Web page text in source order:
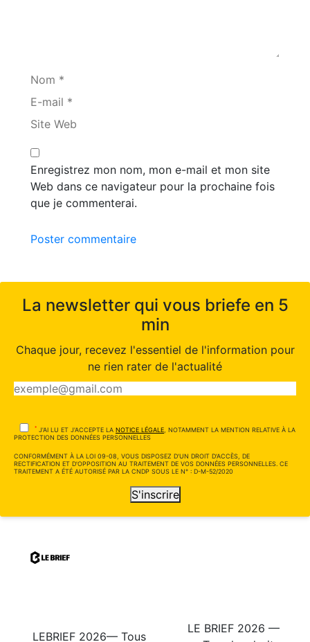
Nom *
E-mail *
Site Web
Enregistrez mon nom, mon e-mail et mon site
Web dans ce navigateur pour la prochaine fois
que je commenterai.
Poster commentaire
La newsletter qui vous briefe en 5
min
Chaque jour, recevez l'essentiel de l'information pour
ne rien rater de l'actualité
* J'AI LU ET J'ACCEPTE LA NOTICE LÉGALE , NOTAMMENT LA MENTION RELATIVE À LA
PROTECTION DES DONNÉES PERSONNELLES
CONFORMÉMENT À LA LOI 09-08, VOUS DISPOSEZ D'UN DROIT D'ACCÈS, DE
RECTIFICATION ET D'OPPOSITION AU TRAITEMENT DE VOS DONNÉES PERSONNELLES. CE
TRAITEMENT A ÉTÉ AUTORISÉ PAR LA CNDP SOUS LE N° : D-M-52/2020
S'inscrire
LEBRIEF 2026— Tous
LE BRIEF 2026 —